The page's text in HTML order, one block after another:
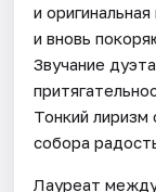
и
и вновь
Звучание
Тонкий лиризм
собора
Лауреат